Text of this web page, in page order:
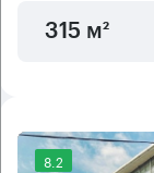
315 м²
8.2